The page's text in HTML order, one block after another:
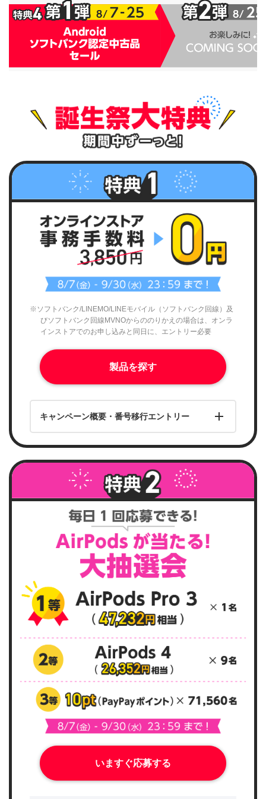
※ソフトバンク/LINEMO/LINEモバイル（ソフトバンク回線）及
びソフトバンク回線MVNOからののりかえの場合は、オンラ
インストアでのお申し込みと同日に、エントリー必要
製品を探す
キャンペーン概要・番号移行エントリー
いますぐ応募する